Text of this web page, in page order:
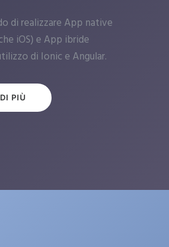
di realizzare App native
iOS) e App ibride
di Ionic e Angular.
PIÙ